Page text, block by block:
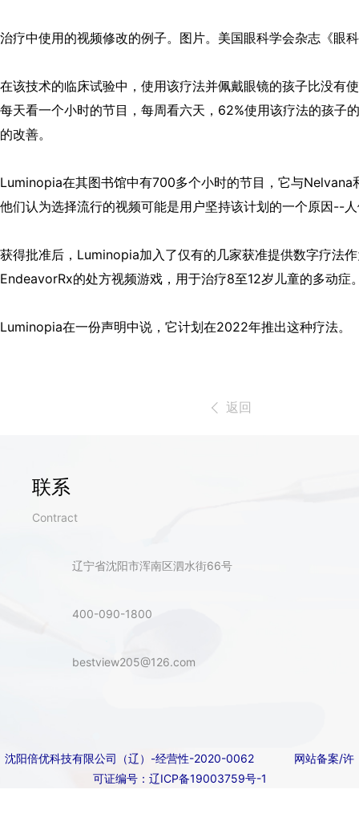
治疗中使用的视频修改的例子。图片。美国眼科学会杂志《眼
在该技术的临床试验中，使用该疗法并佩戴眼镜的孩子比没有
每天看一个小时的节目，每周看六天，62%使用该疗法的孩子
的改善。
Luminopia在其图书馆中有700多个小时的节目，它与
他们认为选择流行的视频可能是用户坚持该计划的一个原因--
获得批准后，Luminopia加入了仅有的几家获准提供数字疗法
EndeavorRx的处方视频游戏，用于治疗8至12岁儿童的多动症
Luminopia在一份声明中说，它计划在2022年推出这种疗法。
返回
联系
Contract
辽宁省沈阳市浑南区泗水街66号
400-090-1800
bestview205@126.com
沈阳倍优科技有限公司（辽）-经营性-2020-0062
网站备案/许
可证编号：辽ICP备19003759号-1